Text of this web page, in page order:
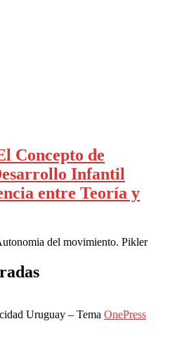
Concepto de
Infantil
entre Teoría y
del movimiento. Pikler
Uruguay – Tema OnePress